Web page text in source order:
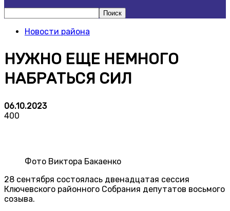
Новости района
НУЖНО ЕЩЕ НЕМНОГО
НАБРАТЬСЯ СИЛ
06.10.2023
400
Фото Виктора Бакаенко
28 сентября состоялась двенадцатая сессия
Ключевского районного Собрания депутатов восьмого
созыва.